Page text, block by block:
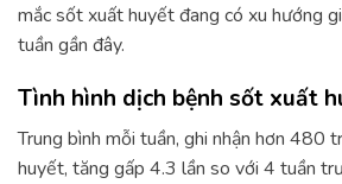
mắc sốt xuất huyết đang có xu hướng
tuần gần đây.
Tình hình dịch bệnh sốt xuất
Trung bình mỗi tuần, ghi nhận hơn 480
huyết, tăng gấp 4.3 lần so với 4 tuần